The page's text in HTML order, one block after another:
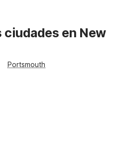
ciudades en New
Portsmouth